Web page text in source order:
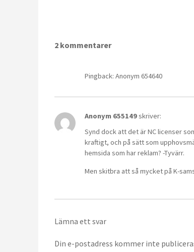
2 kommentarer
Pingback: Anonym 654640
Anonym 655149skriver:
Synd dock att det är NC licenser
kraftigt, och på sätt som
hemsida som har reklam? -Tyvärr.
Men skitbra att så mycket på K-
Lämna ett svar
Din e-postadress kommer inte